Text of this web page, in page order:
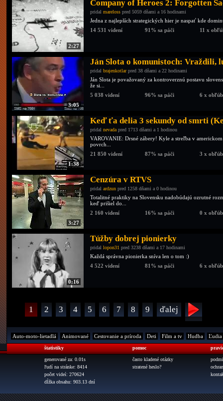
2:27
Company of Heroes 2: Forgotten
pridal mareloss pred 5059 dňami a 16 hodinami
Jedna z najlepších strategických hier je naspať kde
14 531 videní
91% sa páči 11 x
3:05
Ján Slota o komunistoch: Vraždili,
pridal brajenkotlarpred 38 dňami a 22 hodinami
Ján Slota je považovaný za kontroverznú postavu
že si...
5 038 videní
96% sa páči 6 x
1:38
Keď ťa delia 3 sekundy od smrti
pridal nevada pred 1713 dňami a 1 hodinou
VAROVANIE: Drsné zábery! Kyle a streľba v
povrch...
21 850 videní
87% sa páči 3 x
3:27
Cenzúra v RTVS
pridal ardzun pred 1258 dňami a 0 hodinou
Totalitné praktiky na Slovensku nadobúdajú ozrutné
keď prišiel do...
2 160 videní
16% sa páči 0 x
0:16
Túžby dobrej pionierky
pridal lopon31 pred 3238 dňami a 17 hodinami
Každá správna pionierka sníva len o tom :)
4 522 videní
81% sa páči 6 x
1 2 3 4 5 6 7 8 9 ďalej
Auto-moto-lietadlá Animované Cestovanie a príroda Deti Film a tv Hudba Ľudia
štatistiky
generované za: 0.01s
ľudí na stránke: 8414
počet videí: 270624
dĺžka obsahu: 903.13 dní
pomoc
často kladené otázky
stratené heslo?